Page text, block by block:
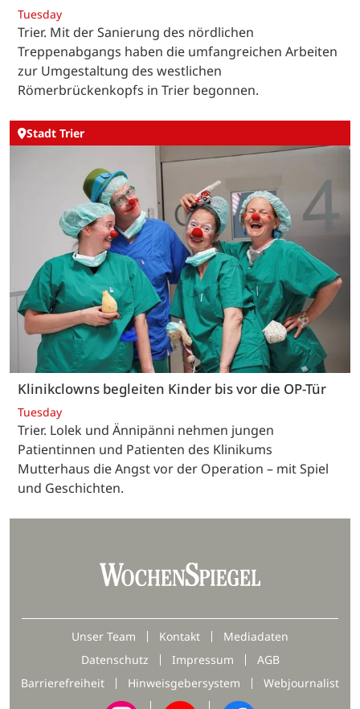
Tuesday
Trier. Mit der Sanierung des nördlichen
Treppenabgangs haben die umfangreichen Arbeiten
zur Umgestaltung des westlichen
Römerbrückenkopfs in Trier begonnen.
Stadt Trier
Klinikclowns begleiten Kinder bis vor die OP-Tür
Tuesday
Trier. Lolek und Ännipänni nehmen jungen
Patientinnen und Patienten des Klinikums
Mutterhaus die Angst vor der Operation – mit Spiel
und Geschichten.
Unser Team Kontakt
Mediadaten
Datenschutz
Impressum
AGB
Barrierefreiheit
Hinweisgebersystem Webjournalist